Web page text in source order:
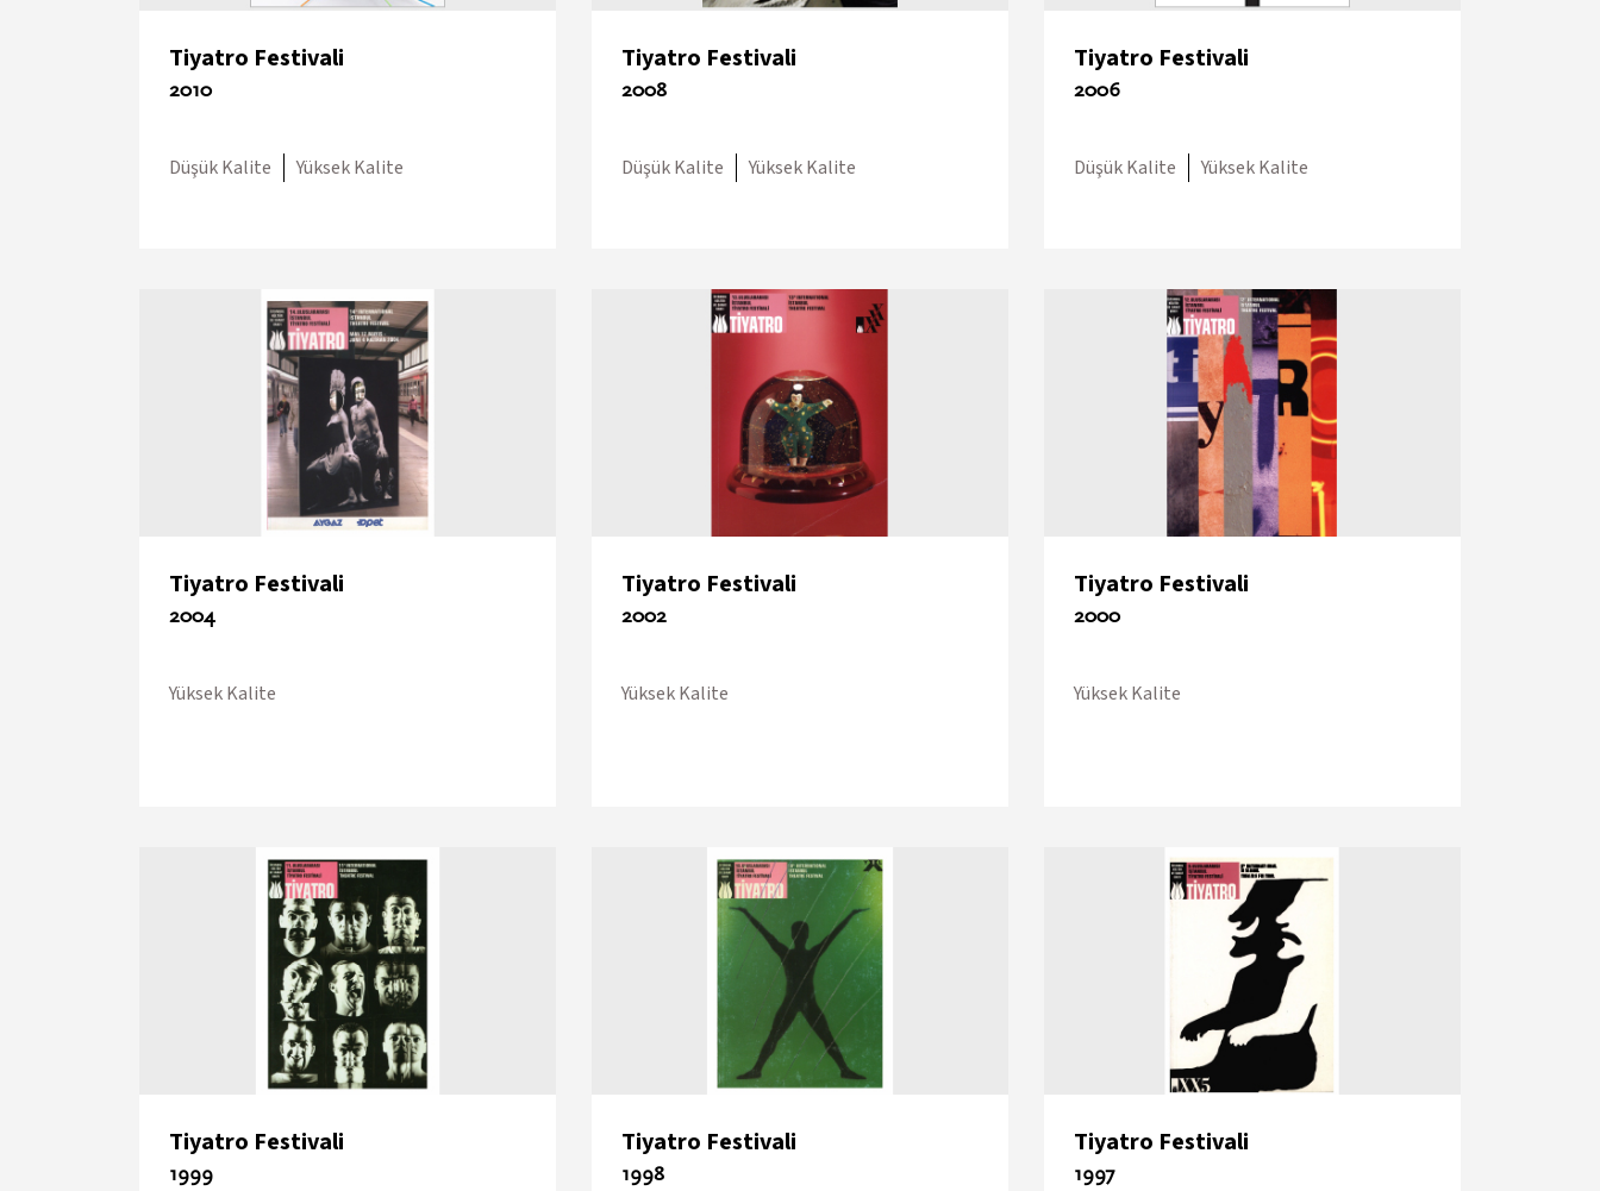
Tiyatro Festivali
2010
Düşük Kalite Yüksek Kalite
Tiyatro Festivali
2008
Düşük Kalite Yüksek Kalite
Tiyatro Festivali
2006
Düşük Kalite Yüksek Kalite
Tiyatro Festivali
2004
Yüksek Kalite
Tiyatro Festivali
2002
Yüksek Kalite
Tiyatro Festivali
2000
Yüksek Kalite
Tiyatro Festivali
1999
Tiyatro Festivali
1998
Tiyatro Festivali
1997